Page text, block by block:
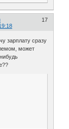
17
зарплату сразу
может